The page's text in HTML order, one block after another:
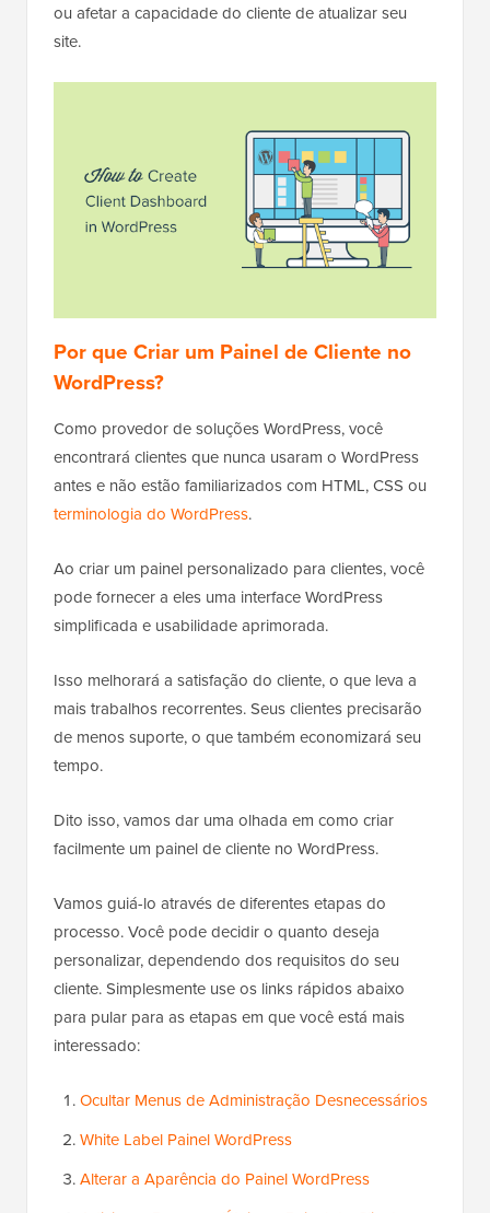
ou afetar a capacidade do cliente de atualizar seu
site.
Por que Criar um Painel de Cliente no
WordPress?
Como provedor de soluções WordPress, você
encontrará clientes que nunca usaram o WordPress
antes e não estão familiarizados com HTML, CSS ou
terminologia do WordPress.
Ao criar um painel personalizado para clientes, você
pode fornecer a eles uma interface WordPress
simplificada e usabilidade aprimorada.
Isso melhorará a satisfação do cliente, o que leva a
mais trabalhos recorrentes. Seus clientes precisarão
de menos suporte, o que também economizará seu
tempo.
Dito isso, vamos dar uma olhada em como criar
facilmente um painel de cliente no WordPress.
Vamos guiá-lo através de diferentes etapas do
processo. Você pode decidir o quanto deseja
personalizar, dependendo dos requisitos do seu
cliente. Simplesmente use os links rápidos abaixo
para pular para as etapas em que você está mais
interessado:
Ocultar Menus de Administração Desnecessários
White Label Painel WordPress
Alterar a Aparência do Painel WordPress